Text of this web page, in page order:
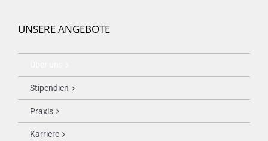
UNSERE ANGEBOTE
Stipendien
Praxis
Karriere